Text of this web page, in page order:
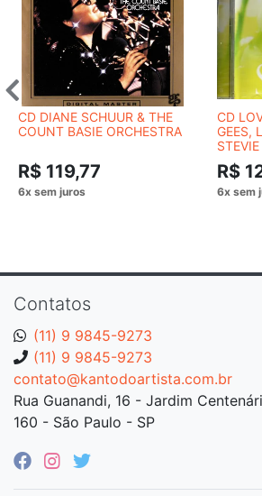
CD DIANE SCHUUR & THE
COUNT BASIE ORCHESTRA
R$ 119,77
CD
GEES,
OUTROS
R$
Contatos
(11) 9 9845-9273
(11) 9 9845-9273
contato@kantodoartista.com.br
Rua Guanandi, 16 - Jardim
160 - São Paulo - SP